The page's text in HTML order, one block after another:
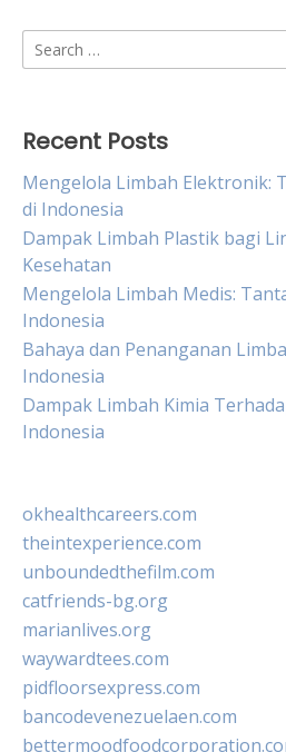
Search
for:
Recent Posts
Mengelola Limbah Elektronik:
di Indonesia
Dampak Limbah Plastik bagi
Kesehatan
Mengelola Limbah Medis:
Indonesia
Bahaya dan Penanganan
Indonesia
Dampak Limbah Kimia
Indonesia
okhealthcareers.com
theintexperience.com
unboundedthefilm.com
catfriends-bg.org
marianlives.org
waywardtees.com
pidfloorsexpress.com
bancodevenezuelaen.com